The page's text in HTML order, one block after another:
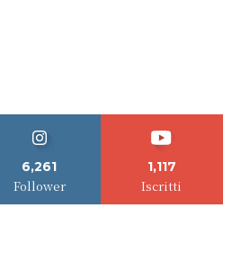
6,261
Follower
1,117
Iscritti